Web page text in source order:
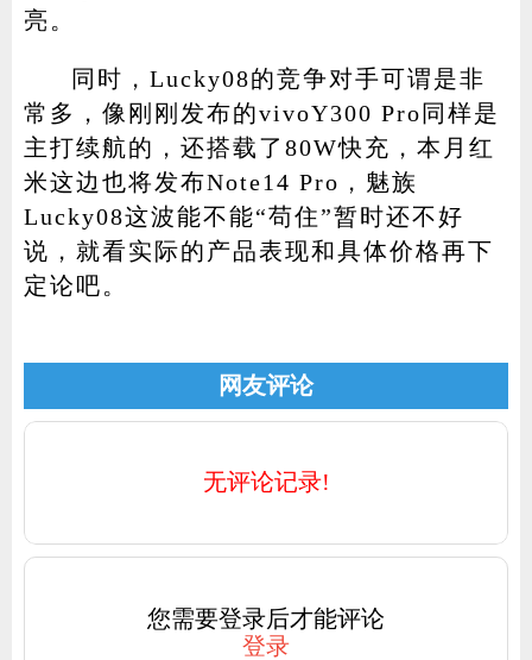
亮。
同时，Lucky08的竞争对手可谓是非
常多，像刚刚发布的vivoY300 Pro同样是
主打续航的，还搭载了80W快充，本月红
米这边也将发布Note14 Pro，魅族
Lucky08这波能不能“苟住”暂时还不好
说，就看实际的产品表现和具体价格再下
定论吧。
网友评论
无评论记录!
您需要登录后才能评论
登录